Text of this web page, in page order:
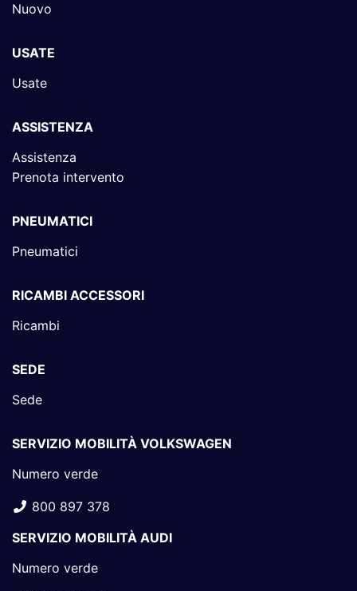
Nuovo
USATE
Usate
ASSISTENZA
Assistenza
Prenota intervento
PNEUMATICI
Pneumatici
RICAMBI ACCESSORI
Ricambi
SEDE
Sede
SERVIZIO MOBILITÀ VOLKSWAGEN
Numero verde
800 897 378
SERVIZIO MOBILITÀ AUDI
Numero verde